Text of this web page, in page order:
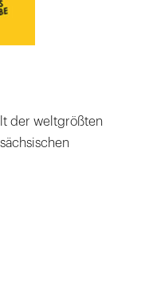
der weltgrößten